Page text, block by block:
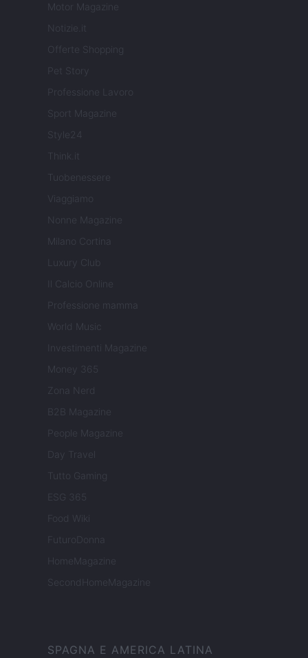
Motor Magazine
Notizie.it
Offerte Shopping
Pet Story
Professione Lavoro
Sport Magazine
Style24
Think.it
Tuobenessere
Viaggiamo
Nonne Magazine
Milano Cortina
Luxury Club
Il Calcio Online
Professione mamma
World Music
Investimenti Magazine
Money 365
Zona Nerd
B2B Magazine
People Magazine
Day Travel
Tutto Gaming
ESG 365
Food Wiki
FuturoDonna
HomeMagazine
SecondHomeMagazine
SPAGNA E AMERICA LATINA